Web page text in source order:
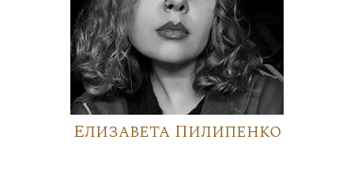
Елизавета Пилипенко